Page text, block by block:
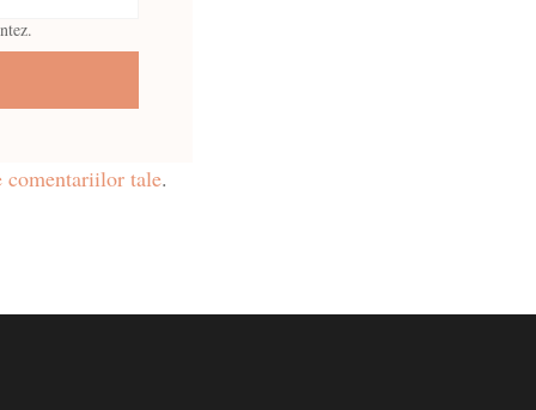
comentariilor tale.